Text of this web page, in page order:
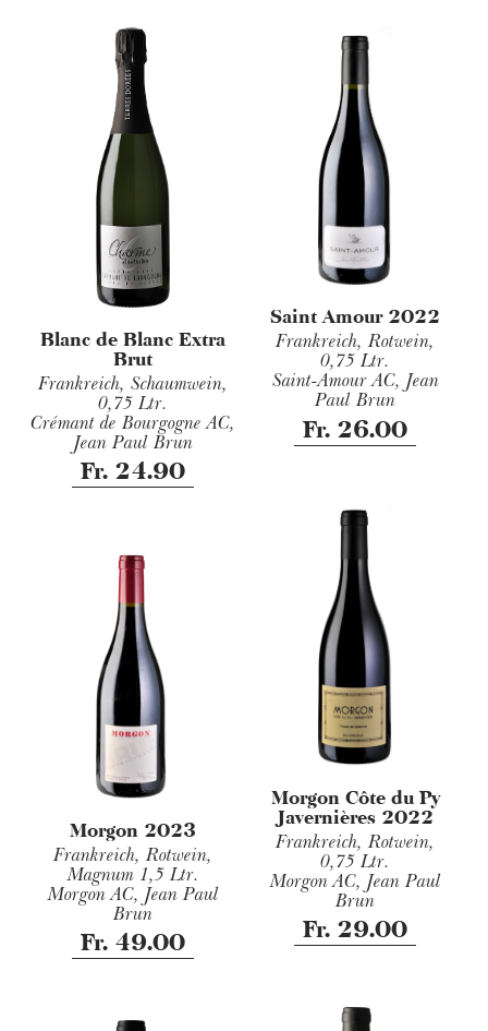
Blanc de Blanc Extra
Brut
Frankreich, Schaumwein,
0,75 Ltr.
Crémant de Bourgogne AC,
Jean Paul Brun
Fr. 24.90
Saint Amour 2022
Frankreich, Rotwein,
0,75 Ltr.
Saint-Amour AC, Jean
Paul Brun
Fr. 26.00
Morgon Côte du Py
Javernières 2022
Frankreich, Rotwein,
0,75 Ltr.
Morgon AC, Jean Paul
Brun
Fr. 29.00
Morgon 2023
Frankreich, Rotwein,
Magnum 1,5 Ltr.
Morgon AC, Jean Paul
Brun
Fr. 49.00